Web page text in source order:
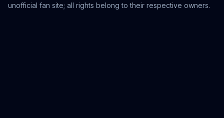
unofficial fan site; all rights belong to their respective owners.